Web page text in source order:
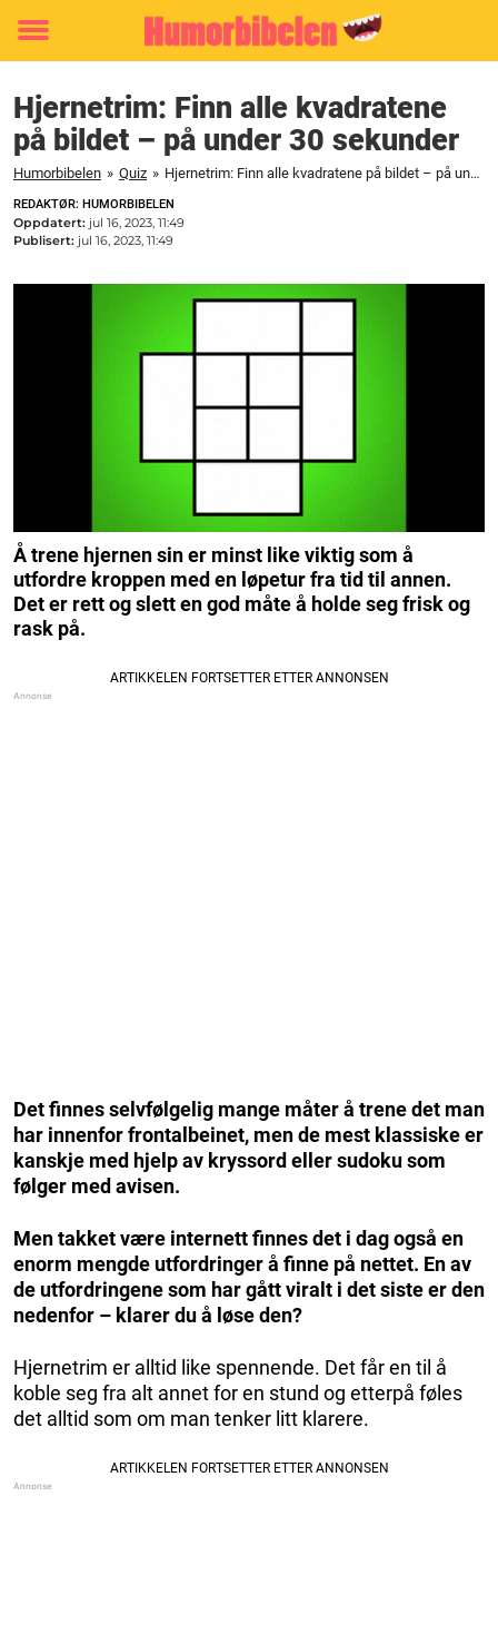
Toggle
Hjernetrim: Finn alle kvadratene
på bildet – på under 30 sekunder
Humorbibelen » Quiz » Hjernetrim: Finn alle kvadratene på bildet – på under 30 sekunder
REDAKTØR: HUMORBIBELEN
Oppdatert: jul 16, 2023, 11:49
Publisert: jul 16, 2023, 11:49
Å trene hjernen sin er minst like viktig som å
utfordre kroppen med en løpetur fra tid til annen.
Det er rett og slett en god måte å holde seg frisk og
rask på.
Det finnes selvfølgelig mange måter å trene det man
har innenfor frontalbeinet, men de mest klassiske er
kanskje med hjelp av kryssord eller sudoku som
følger med avisen.
Men takket være internett finnes det i dag også en
enorm mengde utfordringer å finne på nettet. En av
de utfordringene som har gått viralt i det siste er den
nedenfor – klarer du å løse den?
Hjernetrim er alltid like spennende. Det får en til å
koble seg fra alt annet for en stund og etterpå føles
det alltid som om man tenker litt klarere.